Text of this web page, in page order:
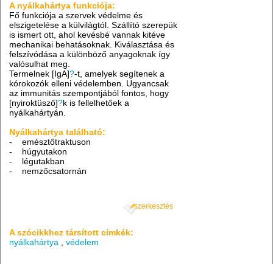
A nyálkahártya funkciója:
Fő funkciója a szervek védelme és
elszigetelése a külvilágtól. Szállító szerepük
is ismert ott, ahol kevésbé vannak kitéve
mechanikai behatásoknak. Kiválasztása és
felszívódása a különböző anyagoknak így
valósulhat meg.
Termelnek [IgA]?-t, amelyek segítenek a
kórokozók elleni védelemben. Ugyancsak
az immunitás szempontjából fontos, hogy
[nyiroktüsző]?k is fellelhetőek a
nyálkahártyán.
Nyálkahártya található:
- emésztőtraktuson
- húgyutakon
- légutakban
- nemzőcsatornán
szerkesztés
A szócikkhez társított címkék:
nyálkahártya ,védelem